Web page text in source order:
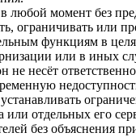
любой момент без
ограничивать или
функциям в
или в иных
несёт
или отдельных его
без объяснения